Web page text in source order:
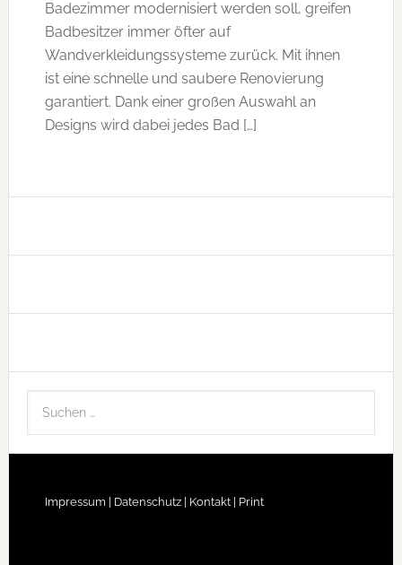
Badezimmer modernisiert werden soll, greifen
Badbesitzer immer öfter auf
Wandverkleidungssysteme zurück. Mit ihnen
ist eine schnelle und saubere Renovierung
garantiert. Dank einer großen Auswahl an
Designs wird dabei jedes Bad […]
Impressum | Datenschutz | Kontakt | Print